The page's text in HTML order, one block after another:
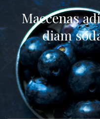
Maecenas
diam